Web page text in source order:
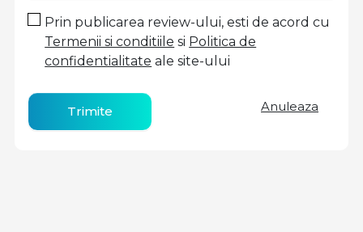
Prin publicarea review-ului, esti de acord cu
Termenii si conditiile si Politica de
confidentialitate ale site-ului
Trimite Anuleaza